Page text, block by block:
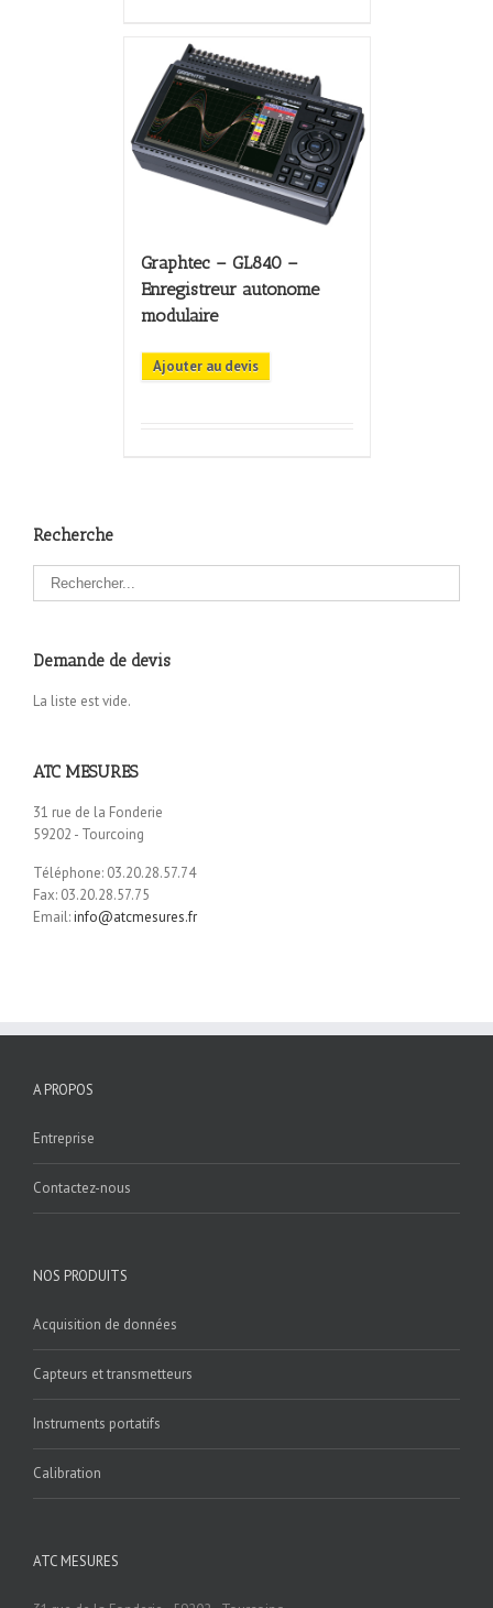
Graphtec – GL840 –
Enregistreur autonome
modulaire
Ajouter au devis
Recherche
Demande de devis
La liste est vide.
ATC MESURES
31 rue de la Fonderie
59202 - Tourcoing
Téléphone: 03.20.28.57.74
Fax: 03.20.28.57.75
Email:info@atcmesures.fr
A PROPOS
Entreprise
Contactez-nous
NOS PRODUITS
Acquisition de données
Capteurs et transmetteurs
Instruments portatifs
Calibration
ATC MESURES